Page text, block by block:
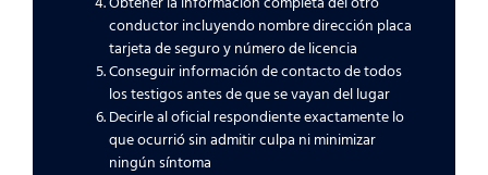
conductor incluyendo nombre dirección placa
tarjeta de seguro y número de licencia
Conseguir información de contacto de todos
los testigos antes de que se vayan del lugar
Decirle al oficial respondiente exactamente lo
que ocurrió sin admitir culpa ni minimizar
ningún síntoma